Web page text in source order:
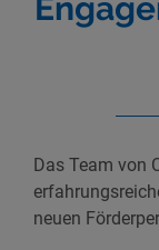
Das Team von
neuen